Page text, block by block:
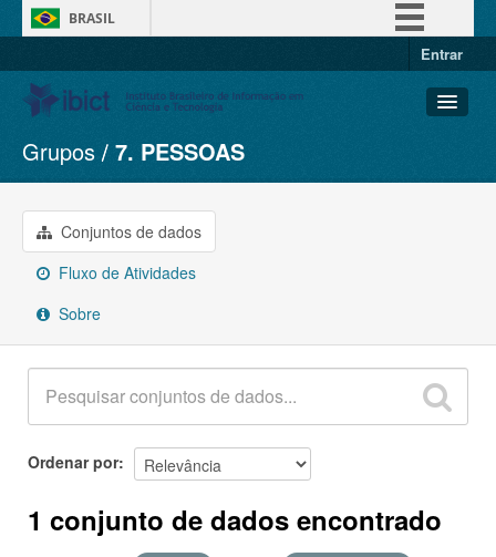
BRASIL
Entrar
Conjuntos de dados
Organizações
Grupos
Sobre
Grupos 7. PESSOAS
Conjuntos de dados
Fluxo de Atividades
Sobre
Ordenar por
1 conjunto de dados encontrado